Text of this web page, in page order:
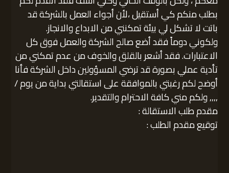
بطلب منكم كي أستقيل ،لأن أجواء العمل بالشركة قد
باتت لا تشكل لي بيئة تمكنني من الابداع والانجاز.
ولكوني دوماً فقد أضع صالح الشركة والعمل فوق كل
الاعتبارات. فقد أشعر بالقلق والخوف من عدم تمكني من
تأدية عملي بصورة قد ترضي المسؤولين داخل الشركة فأنا
أوضح لكم رغبتي بالموافقة على استقالتي بداية من يوم /
,,,, ولكم مني كافة الاحترام والتقدير.
مقدم طلب الاستقالة :
توقيع مقدم الطلب :